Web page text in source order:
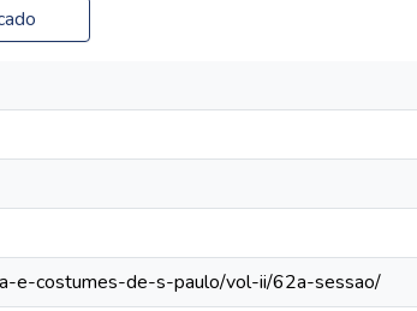
e-costumes-de-s-paulo/vol-ii/62a-sessao/